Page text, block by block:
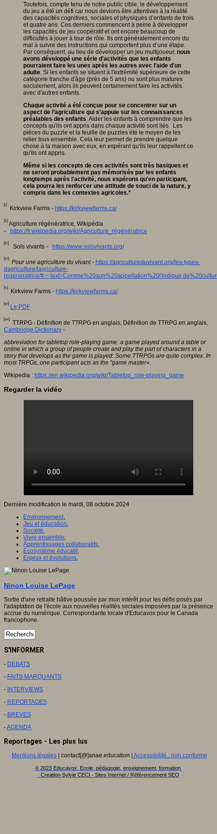
Toutefois, compte tenu de notre public cible, le développement
du jeu a été un défi car nous devions être attentives à la réalité
des capacités cognitives, sociales et physiques d’enfants de trois
et quatre ans. Ces derniers commencent à peine à développer
les capacités de jeu coopératif et ont encore beaucoup de
difficultés à jouer à tour de rôle. Ils ont généralement encore du
mal à suivre des instructions qui comportent plus d’une étape.
Par conséquent, au lieu de développer un jeu multijoueur, nous
avons développé une série d'activités que les enfants
pourraient faire les unes après les autres avec l'aide d'un
adulte. Si les enfants se situent à l'extrémité supérieure de cette
catégorie tranche d'âge (près de 5 ans) ou sont plus matures
socialement, alors ils peuvent certainement faire les activités
avec d'autres enfants.
Chaque activité a été conçue pour se concentrer sur un
aspect de l’agriculture qui s’appuie sur les connaissances
préalables des enfants. Aider les enfants à comprendre que les
concepts qu'ils ont appris dans chaque activité sont liés. Les
pièces du puzzle et la feuille de puzzles été le moyen de les
relier tous ensemble. Cela leur permet de prendre quelque
chose à la maison avec eux, en espérant qu'ils leur rappellent ce
qu'ils ont appris.
Même si les concepts de ces activités sont très basiques et
ne seront probablement pas mémorisés par les enfants
longtemps après l'activité, nous espérons qu'en participant,
cela pourra les renforcer une attitude de souci de la nature, y
compris dans les contextes agricoles.*
[i]
Kirkview Farms - https://kirkviewfarms.ca/
[ii]
Agriculture régénératrice, Wikipédia
- https://fr.wikipedia.org/wiki/Agriculture_régénératrice
[iii]
Sols vivants - https://www.solsvivants.org/
[vi]
Pour une agriculture du vivant - https://agricultureduvivant.org/les-types-
dagriculture/lagriculture-
regeneratrice/
[v]
Kirkview Farms - https://kirkviewfarms.ca/
[vi]
Le PDF
[vii]
TTRPG - Définition de TTRPG en anglais, Définition de TTRPG en anglais,
Cambridge Dictionary -
abbreviation for tabletop role-playing game: a game played around a table or
online in which a group of people create and play the part of characters in a
story that develops as the game is played: Some TTRPGs are quite complex. In
most TRPGs, one participant acts as the "game master».
Wikipedia : https://en.wikipedia.org/wiki/Tabletop_role-playing_game
Regarder la vidéo
Dernière modification le mardi, 08 octobre 2024
Environnement,
Jeu et éducation,
Société,
Vivre ensemble,
Apprentissages collaboratifs,
Ecosystème éducatif,
Enjeux et évolutions,
Ninon Louise LePage
Sortie d'une retraite hâtive poussée par mon intérêt pour les défis posés par
l'adaptation de l'école aux nouvelles réalités sociales imposées par la présence
accrue du numérique. Correspondante locale d'Educavox pour le Canada
francophone.
S'INFORMER
- DEBATS
- FAITS MARQUANTS
- INTERVIEWS
- REPORTAGES
- BREVES
-AGENDA
Reportages - Les plus lus
Mentions légales| contact[@]anae.education | Accessibilité : non conforme
© 2023 Educavox, Ecole, pédagogie, enseignement, formation
Creation Sylvie CECI - Sites Internet / Référencement SEO